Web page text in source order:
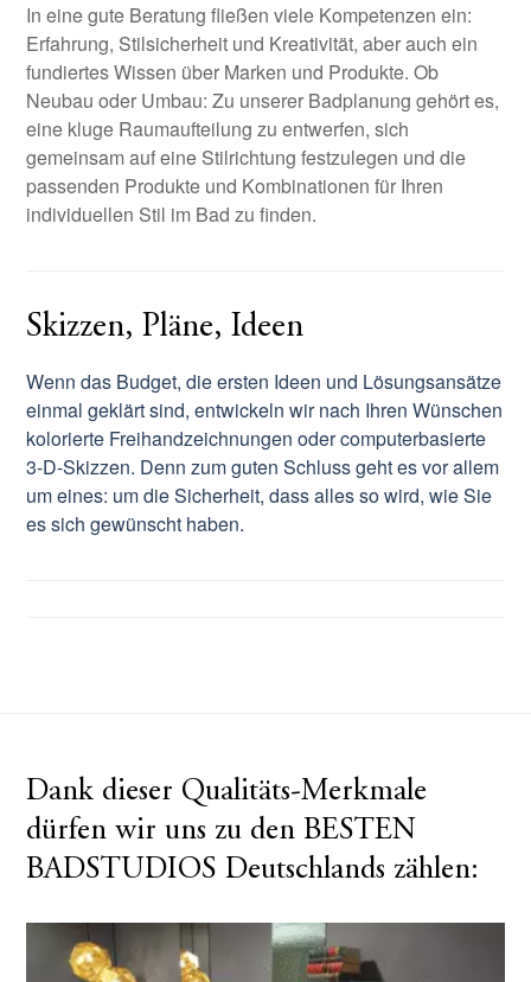
In eine gute Beratung fließen viele Kompetenzen ein:
Erfahrung, Stilsicherheit und Kreativität, aber auch ein
fundiertes Wissen über Marken und Produkte. Ob
Neubau oder Umbau: Zu unserer Badplanung gehört es,
eine kluge Raumaufteilung zu entwerfen, sich
gemeinsam auf eine Stilrichtung festzulegen und die
passenden Produkte und Kombinationen für Ihren
individuellen Stil im Bad zu finden.
Skizzen, Pläne, Ideen
Wenn das Budget, die ersten Ideen und Lösungsansätze
einmal geklärt sind, entwickeln wir nach Ihren Wünschen
kolorierte Freihandzeichnungen oder computerbasierte
3-D-Skizzen. Denn zum guten Schluss geht es vor allem
um eines: um die Sicherheit, dass alles so wird, wie Sie
es sich gewünscht haben.
Dank dieser Qualitäts-Merkmale
dürfen wir uns zu den BESTEN
BADSTUDIOS Deutschlands zählen: